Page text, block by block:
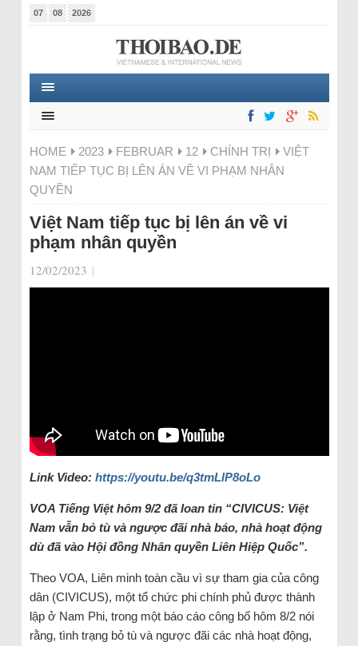
07 08 2026
HOME 2023 FEBRUAR 12 CHÍNH TRỊ
VIỆT
NAM TIẾP TỤC BỊ LÊN ÁN VỀ VI PHẠM NHÂN
QUYỀN
Việt Nam tiếp tục bị lên án về vi
phạm nhân quyền
12/02/2023 |
Link Video: https://youtu.be/q3tmLlP8oLo
VOA Tiếng Việt hôm 9/2 đã loan tin “CIVICUS: Việt
Nam vẫn bỏ tù và ngược đãi nhà báo, nhà hoạt động
dù đã vào Hội đồng Nhân quyền Liên Hiệp Quốc”.
Theo VOA, Liên minh toàn cầu vì sự tham gia của công
dân (CIVICUS), một tổ chức phi chính phủ được thành
lập ở Nam Phi, trong một báo cáo công bố hôm 8/2 nói
rằng, tình trạng bỏ tù và ngược đãi các nhà hoạt động,